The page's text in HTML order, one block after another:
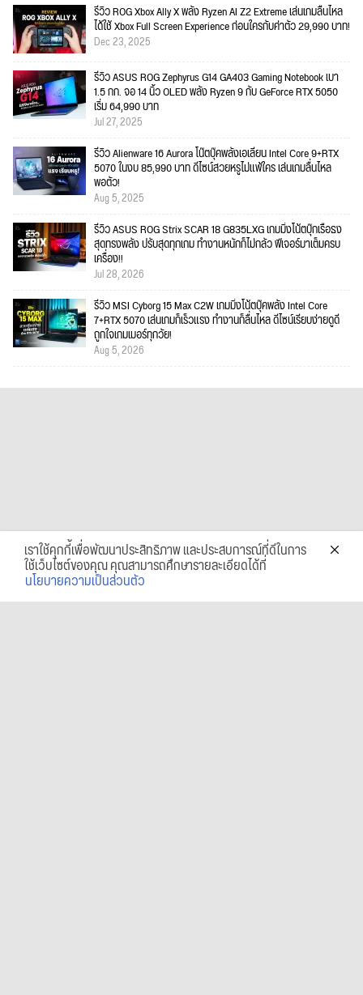
รีวิว ROG Xbox Ally X พลัง Ryzen AI Z2 Extreme เล่นเกมลื่นไหล
ได้ใช้ Xbox Full Screen Experience ก่อนใครกับค่าตัว 29,990 บาท!
Dec 23, 2025
รีวิว ASUS ROG Zephyrus G14 GA403 Gaming Notebook เบา
1.5 กก. จอ 14 นิ้ว OLED พลัง Ryzen 9 กับ GeForce RTX 5050
เริ่ม 64,990 บาท
Jul 27, 2025
รีวิว Alienware 16 Aurora โน๊ตบุ๊คพลังเอเลี่ยน Intel Core 9+RTX
5070 ในงบ 85,990 บาท ดีไซน์สวยหรูไม่แพ้ใคร เล่นเกมลื่นไหล
พอตัว!
Aug 5, 2025
รีวิว ASUS ROG Strix SCAR 18 G835LXG เกมมิ่งโน้ตบุ๊กเรือธง
สุดทรงพลัง ปรับสุดทุกเกม ทำงานหนักก็ไม่กลัว ฟีเจอร์มาเต็มครบ
เครื่อง!!
Jul 28, 2026
รีวิว MSI Cyborg 15 Max C2W เกมมิ่งโน้ตบุ๊คพลัง Intel Core
7+RTX 5070 เล่นเกมก็เร็วแรง ทำงานก็ลื่นไหล ดีไซน์เรียบง่ายดูดี
ถูกใจเกมเมอร์ทุกวัย!
Aug 5, 2026
เราใช้คุกกี้เพื่อพัฒนาประสิทธิภาพ และประสบการณ์ที่ดีในการ
ใช้เว็บไซต์ของคุณ คุณสามารถศึกษารายละเอียดได้ที่
นโยบายความเป็นส่วนตัว